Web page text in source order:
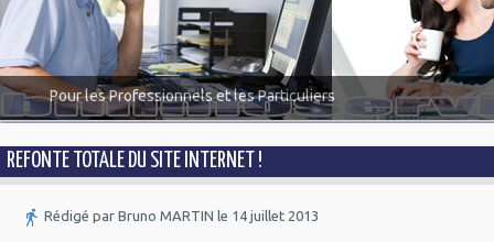
Pour les Professionnels et les Particuliers
REFONTE TOTALE DU SITE INTERNET !
Rédigé par Bruno MARTIN le 14 juillet 2013